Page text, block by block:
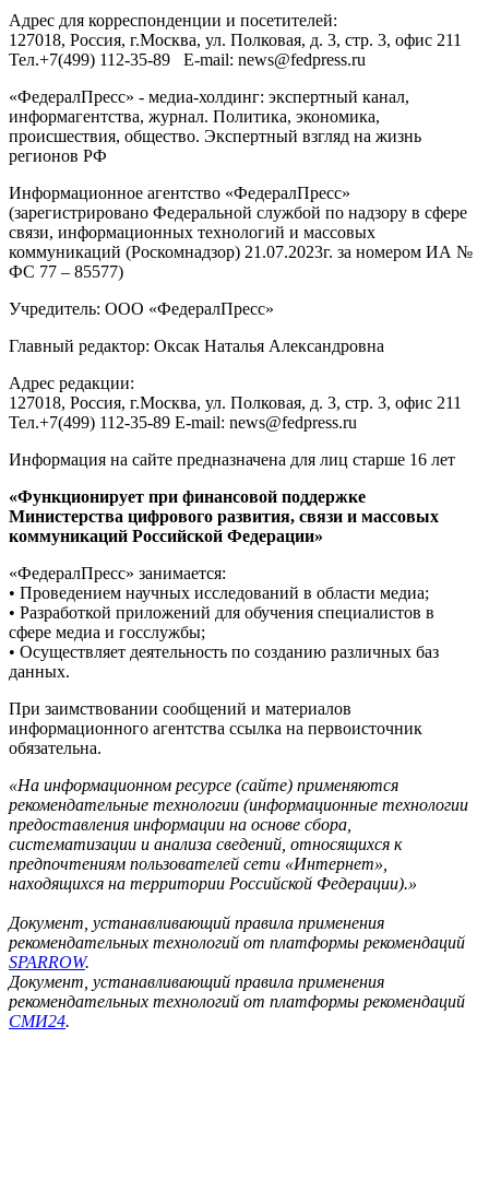
Адрес для корреспонденции и посетителей:
127018, Россия, г.Москва, ул. Полковая, д. 3, стр. 3, офис 211
Тел.+7(499) 112-35-89 E-mail: news@fedpress.ru
«ФедералПресс» - медиа-холдинг: экспертный канал,
информагентства, журнал. Политика, экономика,
происшествия, общество. Экспертный взгляд на жизнь
регионов РФ
Информационное агентство «ФедералПресс»
(зарегистрировано Федеральной службой по надзору в сфере
связи, информационных технологий и массовых
коммуникаций (Роскомнадзор) 21.07.2023г. за номером ИА №
ФС 77 – 85577)
Учредитель: ООО «ФедералПресс»
Главный редактор: Оксак Наталья Александровна
Адрес редакции:
127018, Россия, г.Москва, ул. Полковая, д. 3, стр. 3, офис 211
Тел.+7(499) 112-35-89 E-mail: news@fedpress.ru
Информация на сайте предназначена для лиц старше 16 лет
«Функционирует при финансовой поддержке
Министерства цифрового развития, связи и массовых
коммуникаций Российской Федерации»
«ФедералПресс» занимается:
• Проведением научных исследований в области медиа;
• Разработкой приложений для обучения специалистов в
сфере медиа и госслужбы;
• Осуществляет деятельность по созданию различных баз
данных.
При заимствовании сообщений и материалов
информационного агентства ссылка на первоисточник
обязательна.
«На информационном ресурсе (сайте) применяются
рекомендательные технологии (информационные технологии
предоставления информации на основе сбора,
систематизации и анализа сведений, относящихся к
предпочтениям пользователей сети «Интернет»,
находящихся на территории Российской Федерации).»
Документ, устанавливающий правила применения
рекомендательных технологий от платформы рекомендаций
SPARROW.
Документ, устанавливающий правила применения
рекомендательных технологий от платформы рекомендаций
СМИ24.